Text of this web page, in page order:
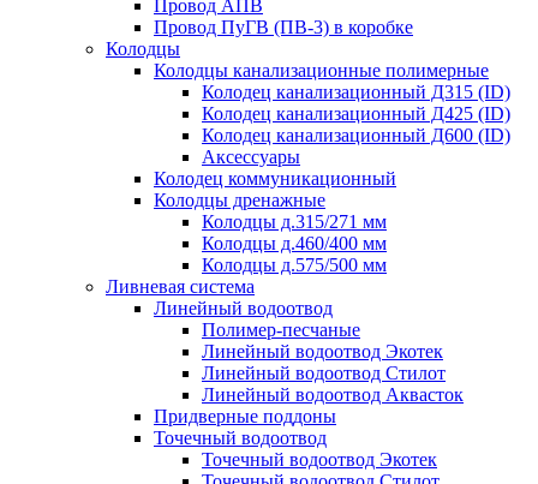
Провод АПВ
Провод ПуГВ (ПВ-3) в коробке
Колодцы
Колодцы канализационные полимерные
Колодец канализационный Д315 (ID)
Колодец канализационный Д425 (ID)
Колодец канализационный Д600 (ID)
Аксессуары
Колодец коммуникационный
Колодцы дренажные
Колодцы д.315/271 мм
Колодцы д.460/400 мм
Колодцы д.575/500 мм
Ливневая система
Линейный водоотвод
Полимер-песчаные
Линейный водоотвод Экотек
Линейный водоотвод Стилот
Линейный водоотвод Аквасток
Придверные поддоны
Точечный водоотвод
Точечный водоотвод Экотек